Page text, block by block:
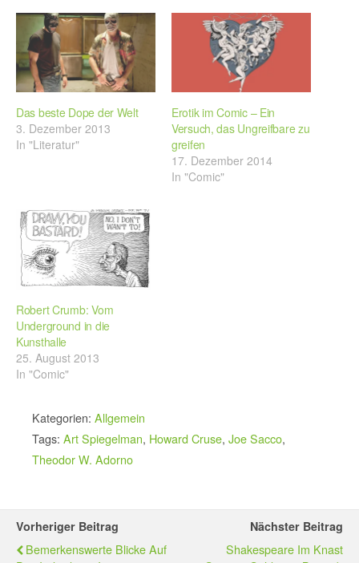
Das beste Dope der Welt
3. Dezember 2013
In "Literatur"
Erotik im Comic ­– Ein
Versuch, das Ungreifbare zu
greifen
17. Dezember 2014
In "Comic"
Robert Crumb: Vom
Underground in die
Kunsthalle
25. August 2013
In "Comic"
Kategorien: Allgemein
Tags: Art Spiegelman, Howard Cruse, Joe Sacco,
Theodor W. Adorno
Vorheriger Beitrag
Bemerkenswerte Blicke Auf
Nächster Beitrag
Shakespeare Im Knast